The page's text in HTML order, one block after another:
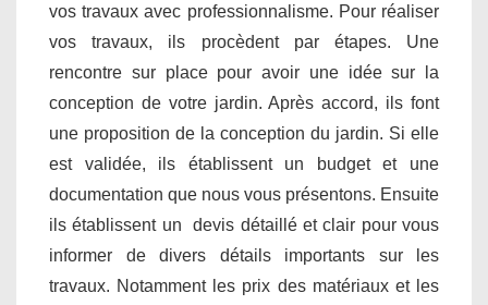
vos travaux avec professionnalisme. Pour réaliser
vos travaux, ils procèdent par étapes. Une
rencontre sur place pour avoir une idée sur la
conception de votre jardin. Après accord, ils font
une proposition de la conception du jardin. Si elle
est validée, ils établissent un budget et une
documentation que nous vous présentons. Ensuite
ils établissent un devis détaillé et clair pour vous
informer de divers détails importants sur les
travaux. Notamment les prix des matériaux et les